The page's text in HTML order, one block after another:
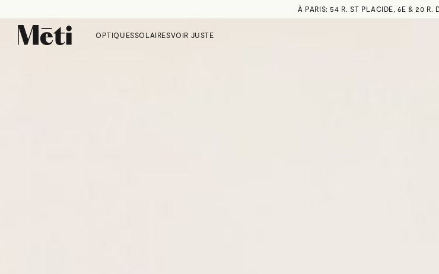
À PARIS: 54 R. ST PLACIDE, 6E & 20 R.
OPTIQUESSOLAIRESVOIR JUSTE